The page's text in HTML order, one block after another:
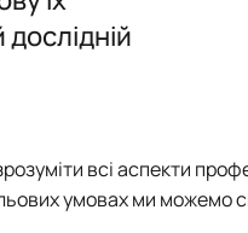
середовище
всі аспекти
умовах ми можемо